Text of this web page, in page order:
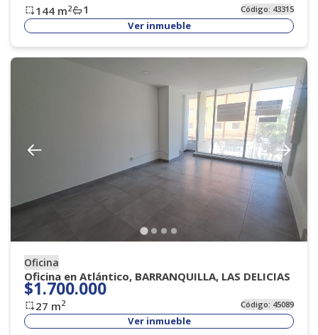
144m2 1 Código: 43315
Ver inmueble
Oficina
Oficina en Atlántico, BARRANQUILLA, LAS DELICIAS
$1.700.000
27 m2 Código: 45089
Ver inmueble